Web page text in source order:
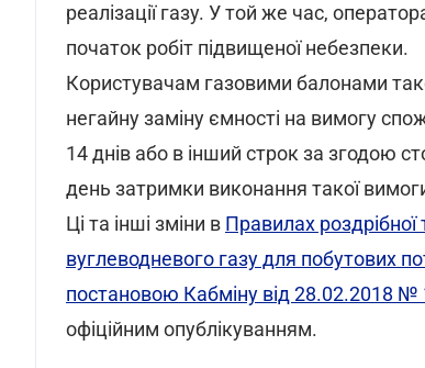
реалізації газу. У той же час,
початок робіт підвищеної небезпеки.
Користувачам газовими балонами
негайну заміну ємності на вимогу
14 днів або в інший строк за згодою
день затримки виконання такої
Ці та інші зміни в Правилах роздрібної
вуглеводневого газу для побутових
постановою Кабміну від 28.02.2018 №
офіційним опублікуванням.